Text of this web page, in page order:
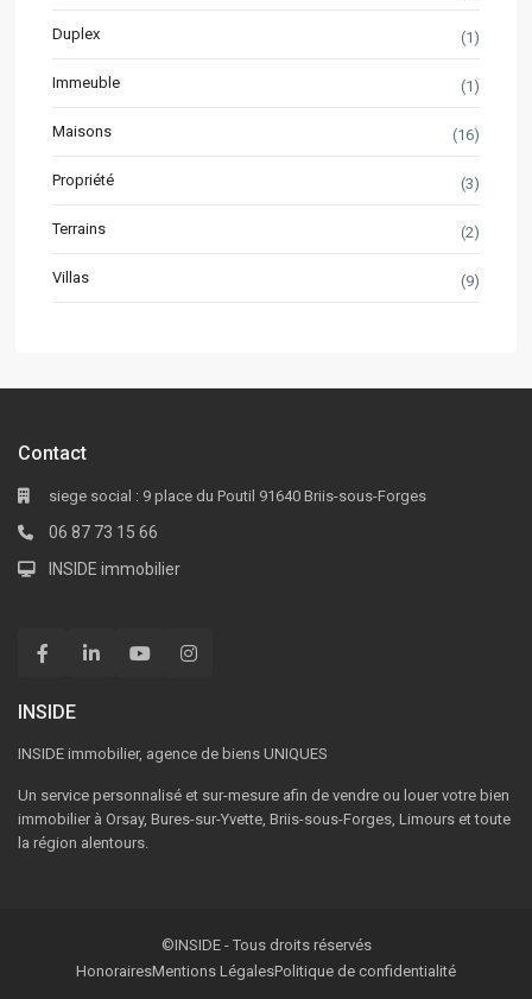
Duplex (1)
Immeuble (1)
Maisons (16)
Propriété (3)
Terrains (2)
Villas (9)
Contact
siege social : 9 place du Poutil 91640 Briis-sous-Forges
06 87 73 15 66
INSIDE immobilier
INSIDE
INSIDE immobilier, agence de biens UNIQUES
Un service personnalisé et sur-mesure afin de vendre ou louer votre bien
immobilier à Orsay, Bures-sur-Yvette, Briis-sous-Forges, Limours et toute
la région alentours.
©INSIDE - Tous droits réservés
HonorairesMentions LégalesPolitique de confidentialité